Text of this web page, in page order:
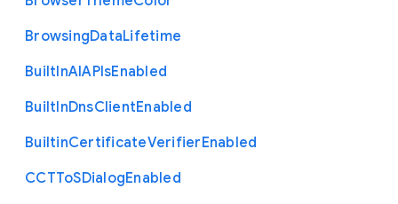
BrowsingDataLifetime
BuiltInAIAPIsEnabled
BuiltInDnsClientEnabled
BuiltinCertificateVerifierEnabled
CCTToSDialogEnabled